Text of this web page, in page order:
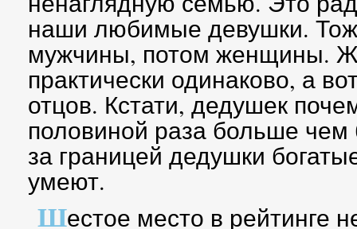
наши любимые девушки.
мужчины, потом женщины.
практически одинаково, а
отцов. Кстати, дедушек
половиной раза больше
за границей дедушки
умеют.
Шестое место в рейтинге